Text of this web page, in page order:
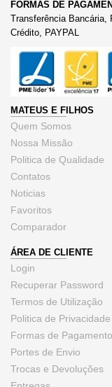
FORMAS DE
Transferência Bancária,
Crédito, PAYPAL
MATEUS E FILHOS
Quem Somos
Nossa Missão
Politica de Qualidade
Contatos
Noticias
Favoritos
Comparador
ÁREA DE CLIENTE
Login
Recuperar Password
Termos de Utilização
Politica de Privacidade
Formas de Pagamento
Portes de Envio
Trocas e Devoluções